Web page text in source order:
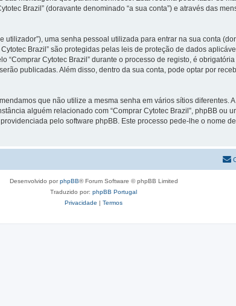
Brazil” (doravante denominado “a sua conta”) e através das
uma senha pessoal utilizada para entrar na sua conta
Brazil” são protegidas pelas leis de proteção de dados
Cytotec Brazil” durante o processo de registo, é
publicadas. Além disso, dentro da sua conta, pode optar por
que não utilize a mesma senha em vários sítios diferentes.
alguém relacionado com “Comprar Cytotec Brazil”, phpBB ou
pelo software phpBB. Este processo pede-lhe o nome
Desenvolvido porphpBB® Forum Software © phpBB Limited
Traduzido por: phpBB Portugal
Privacidade | Termos